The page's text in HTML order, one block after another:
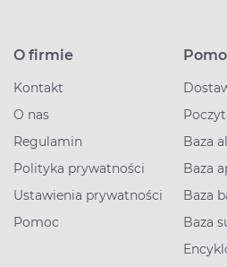
O firmie
Kontakt
O nas
Regulamin
Polityka prywatności
Ustawienia prywatności
Pomoc
Baza
Baza
Baza
Baza